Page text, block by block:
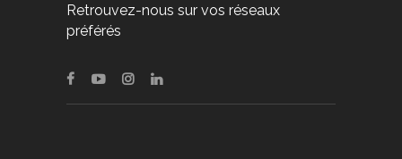
Retrouvez-nous sur vos réseaux
préférés